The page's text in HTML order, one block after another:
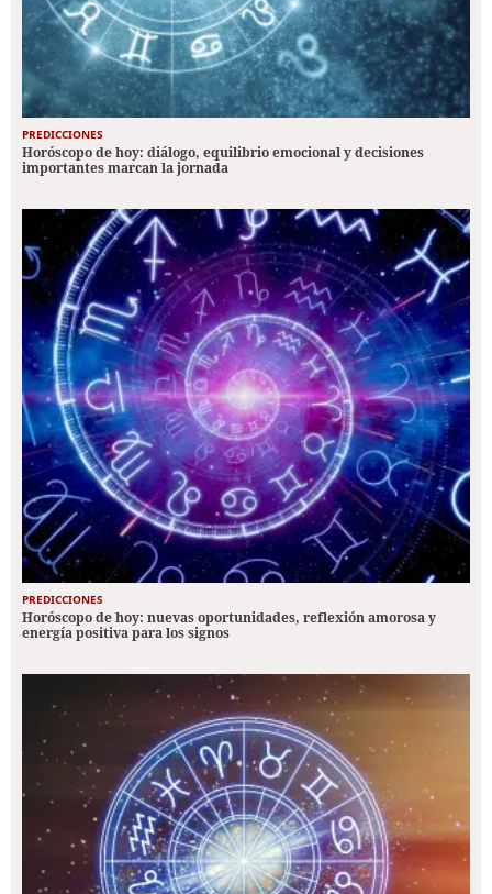
PREDICCIONES
Horóscopo de hoy: diálogo, equilibrio emocional y decisiones
importantes marcan la jornada
PREDICCIONES
Horóscopo de hoy: nuevas oportunidades, reflexión amorosa y
energía positiva para los signos